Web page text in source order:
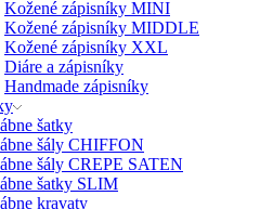
Kožené zápisníky MINI
Kožené zápisníky MIDDLE
Kožené zápisníky XXL
Diáre a zápisníky
Handmade zápisníky
šatky
šály CHIFFON
šály CREPE SATEN
šatky SLIM
kravaty